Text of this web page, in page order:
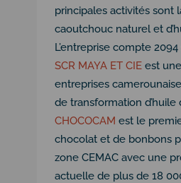
principales activités sont
caoutchouc naturel et
L’entreprise compte 2094
SCR MAYA ET CIEest
entreprises
de transformation
CHOCOCAM est le
chocolat et de bonbons
zone CEMAC avec une
actuelle de plus de 18